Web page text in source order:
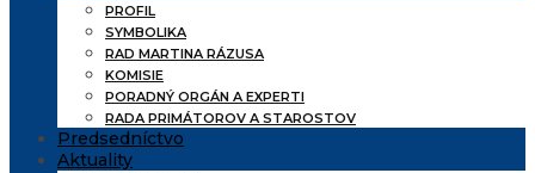
PROFIL
SYMBOLIKA
RAD MARTINA RÁZUSA
KOMISIE
PORADNÝ ORGÁN A EXPERTI
RADA PRIMÁTOROV A STAROSTOV
Predsedníctvo
Aktuality